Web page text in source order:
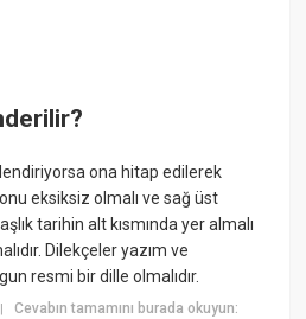
ona hitap edilerek
eksiksiz olmalı ve sağ üst
tarihin alt kısmında yer almalı
Dilekçeler yazım ve
resmi bir dille olmalıdır.
Cevabın tamamını burada okuyun: